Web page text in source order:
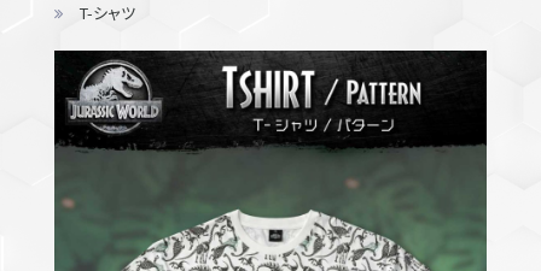
T-シャツ